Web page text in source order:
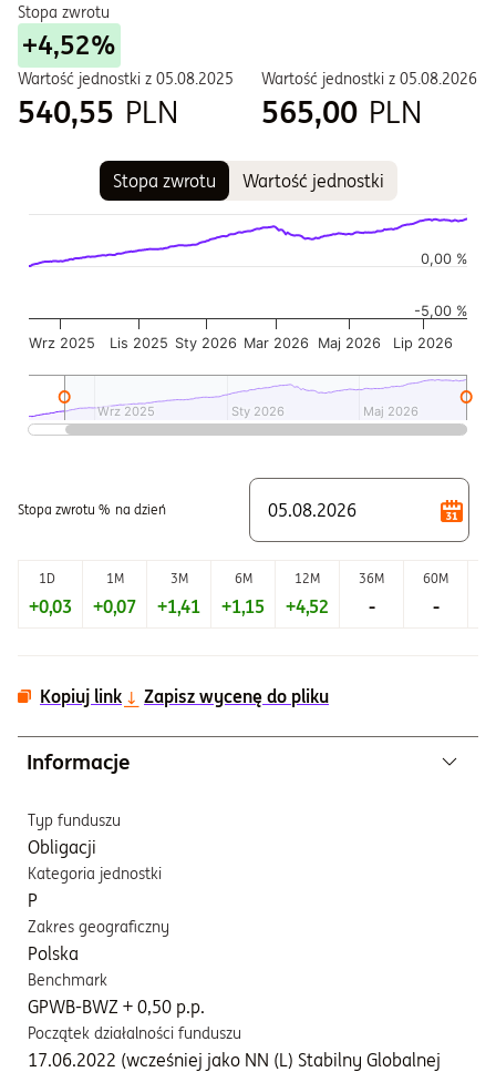
Stopa zwrotu
+4,52%
Wartość jednostki z 05.08.2025
540,55 PLN
Wartość jednostki z 05.08.2026
565,00 PLN
Stopa zwrotu Wartość jednostki
Wykres kombinowany z 2 seriami danych.
Wykres pokazuje historię wartości jednostki funduszu
Wykres ma 2 osi Y wyświetlające Wartość jednostki w
Wrz 2025 Lis 2025 Sty 2026 Mar 2026 Maj 2026 Lip 2026
Wrz 2025
Wrz 2025 Sty 2026
Sty 2026 Maj 2026
Maj 2026
-5,00 %
0,00 %
Stopa zwrotu % na dzień
1D 1M 3M 6M 12M 36M 60M
+0,03 +0,07 +1,41 +1,15 +4,52 - -
Kopiuj link Zapisz wycenę do pliku
Informacje
Typ funduszu
Obligacji
Kategoria jednostki
P
Zakres geograficzny
Polska
Benchmark
GPWB-BWZ + 0,50 p.p.
Początek działalności funduszu
17.06.2022 (wcześniej jako NN (L) Stabilny Globalnej